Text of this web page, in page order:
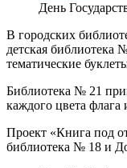
День
В городских
детская библиотека
тематические
Библиотека № 21
каждого цвета
Проект «Книга под
библиотека № 18 и